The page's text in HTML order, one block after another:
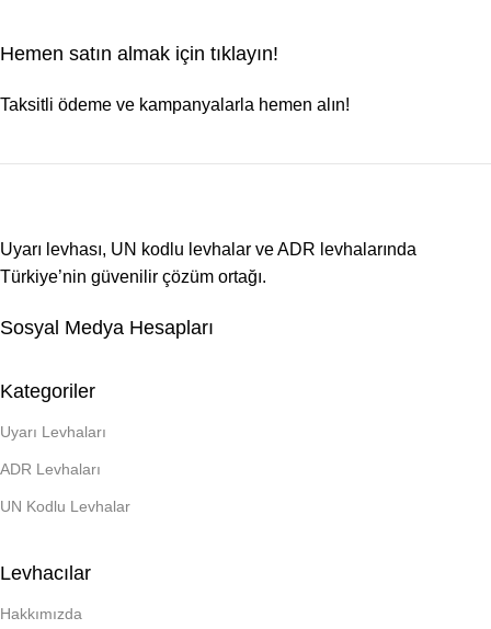
Hemen satın almak için tıklayın!
Taksitli ödeme ve kampanyalarla hemen alın!
Uyarı levhası, UN kodlu levhalar ve ADR levhalarında
Türkiye’nin güvenilir çözüm ortağı.
Sosyal Medya Hesapları
Kategoriler
Uyarı Levhaları
ADR Levhaları
UN Kodlu Levhalar
Levhacılar
Hakkımızda